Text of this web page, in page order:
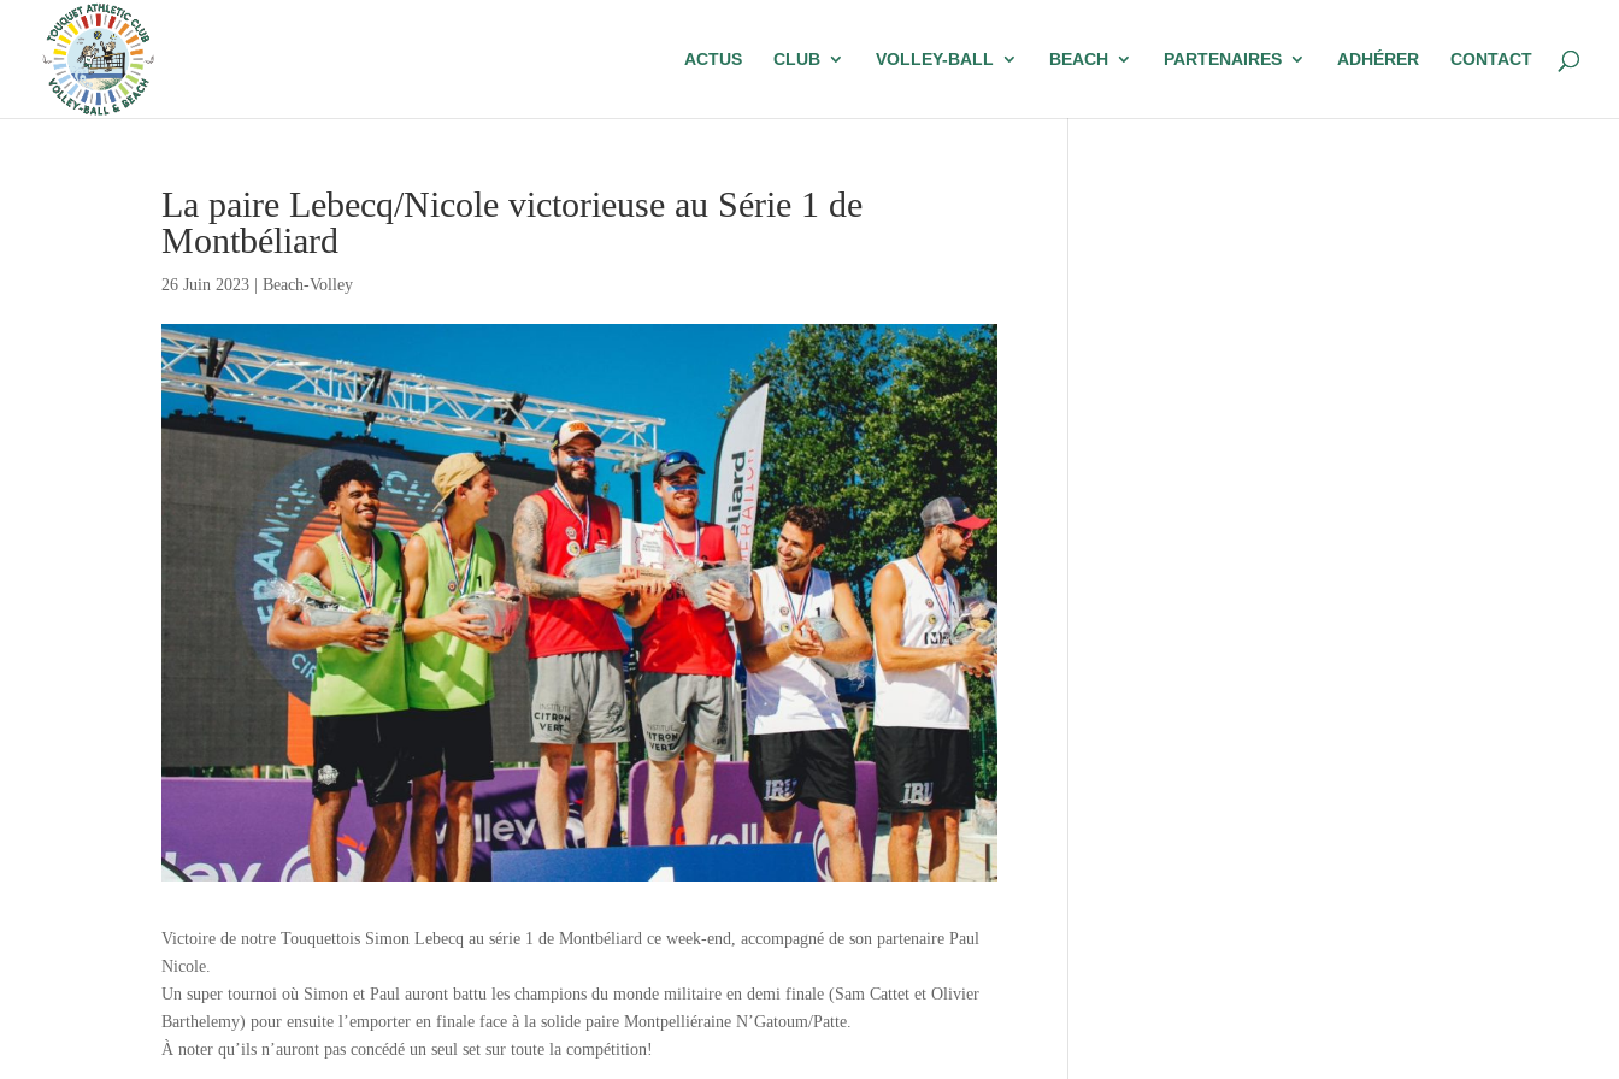
ACTUS CLUB VOLLEY-BALL BEACH PARTENAIRES ADHÉRER CONTACT
La paire Lebecq/Nicole victorieuse au Série 1 de
Montbéliard
26 Juin 2023 |Beach-Volley
Victoire de notre Touquettois Simon Lebecq au série 1 de Montbéliard ce week-end, accompagné de son partenaire Paul
Nicole.
Un super tournoi où Simon et Paul auront battu les champions du monde militaire en demi finale (Sam Cattet et Olivier
Barthelemy) pour ensuite l’emporter en finale face à la solide paire Montpelliéraine N’Gatoum/Patte.
À noter qu’ils n’auront pas concédé un seul set sur toute la compétition!